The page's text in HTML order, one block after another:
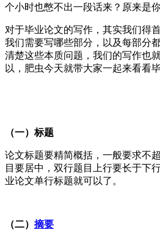
个小时也憋不出一段话来？原来是
对于毕业论文的写作，其实我们得
我们需要写哪些部分，以及每部分
清楚这些本质问题，我们的写作也
以，肥虫今天就带大家一起来看看
（一）标题
论文标题要精简概括，一般要求不
目要居中，双行题目上行要长于下
业论文单行标题就可以了。
（二） 摘要